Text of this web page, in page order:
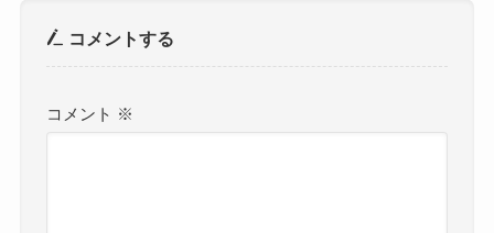
コメントする
コメント ※